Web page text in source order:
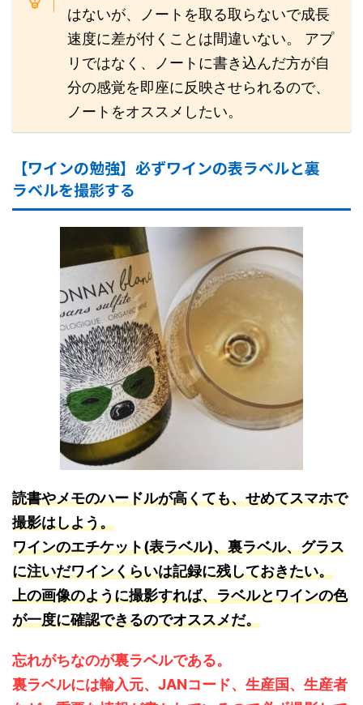
はないが、ノートを取る取らないで成長
速度に差が付くことは間違いない。 アプ
リではなく、ノートに書き込んだ方が自
分の感覚を即座に反映させられるので、
ノートをオススメしたい。
【ワインの勉強】必ずワインの表ラベルと裏
ラベルを撮影する
読書やメモのハードルが高くても、せめてスマホで
撮影はしよう。
ワインのエチケット(表ラベル)、裏ラベル、グラス
に注いだワインくらいは記録に残しておきたい。
上の画像のように撮影すれば、ラベルとワインの色
が一度に確認できるのでオススメだ。
忘れがちなのが裏ラベルである。
裏ラベルには輸入元、JANコード、生産国、生産者